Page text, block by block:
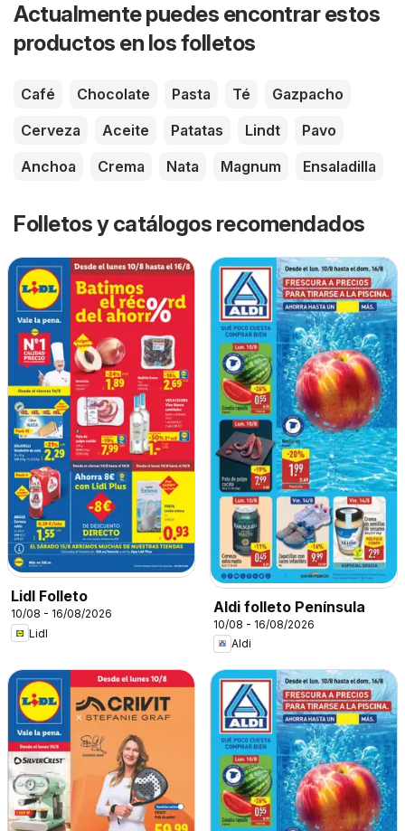
Actualmente puedes encontrar estos
productos en los folletos
Café Chocolate Pasta Té
Gazpacho
Cerveza
Aceite Patatas Lindt
Pavo
Anchoa
Crema Nata Magnum Ensaladilla
Folletos y catálogos recomendados
Lidl Folleto
10/08 - 16/08/2026
Lidl
Aldi folleto Península
10/08 - 16/08/2026
Aldi